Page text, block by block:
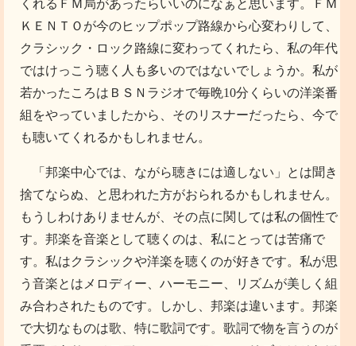
くれるＦＭ局があったらいいのになぁと思います。ＦＭ
ＫＥＮＴＯが今のヒップポップ路線から心変わりして、
クラシック・ロック路線に変わってくれたら、私の年代
ではけっこう聴く人も多いのではないでしょうか。私が
若かったころはＢＳＮラジオで毎晩10分くらいの洋楽番
組をやっていましたから、そのリスナーだったら、今で
も聴いてくれるかもしれません。
「邦楽中心では、ながら聴きには適しない」とは聞き
捨てならぬ、と思われた方がおられるかもしれません。
もうしわけありませんが、その点に関しては私の個性で
す。邦楽を音楽として聴くのは、私にとっては苦痛で
す。私はクラシックや洋楽を聴くのが好きです。私が思
う音楽とはメロディー、ハーモニー、リズムが美しく組
み合わされたものです。しかし、邦楽は違います。邦楽
で大切なものは歌、特に歌詞です。歌詞で物を言うのが